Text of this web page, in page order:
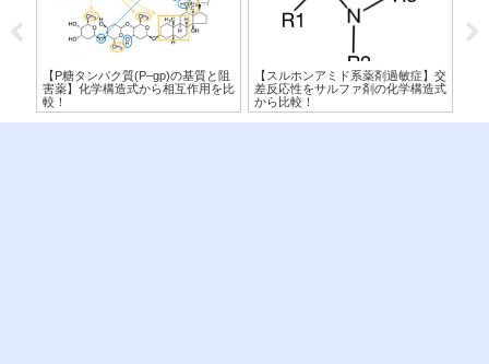
【P糖タンパク質(P–gp)の基質と阻
害薬】化学構造式から相互作用を比
較！
【スルホンアミド系薬剤過敏症】交
差反応性をサルファ剤の化学構造式
から比較！